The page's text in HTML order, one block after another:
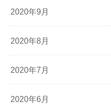
2020年9月
2020年8月
2020年7月
2020年6月